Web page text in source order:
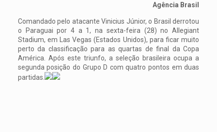
Agência Brasil
Comandado pelo atacante Vinicius Júnior, o Brasil derrotou
o Paraguai por 4 a 1, na sexta-feira (28) no Allegiant
Stadium, em Las Vegas (Estados Unidos), para ficar muito
perto da classificação para as quartas de final da Copa
América. Após este triunfo, a seleção brasileira ocupa a
segunda posição do Grupo D com quatro pontos em duas
partidas.